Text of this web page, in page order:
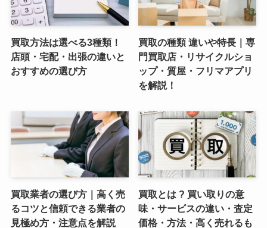
買取方法は選べる3種類！
店頭・宅配・出張の違いと
おすすめの選び方
買取の種類 違いや特長｜専
門買取店・リサイクルショ
ップ・質屋・フリマアプリ
を解説！
買取業者の選び方｜高く売
るコツと信頼できる業者の
見極め方・注意点を解説
買取とは ? 買い取りの意
味・サービスの違い・査定
価格・方法・高く売れるも